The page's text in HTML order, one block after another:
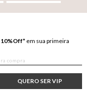
10%Off* em sua primeira
QUERO SER VIP